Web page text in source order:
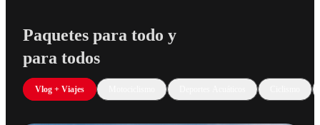
Paquetes para todo y
para todos
Vlog + Viajes